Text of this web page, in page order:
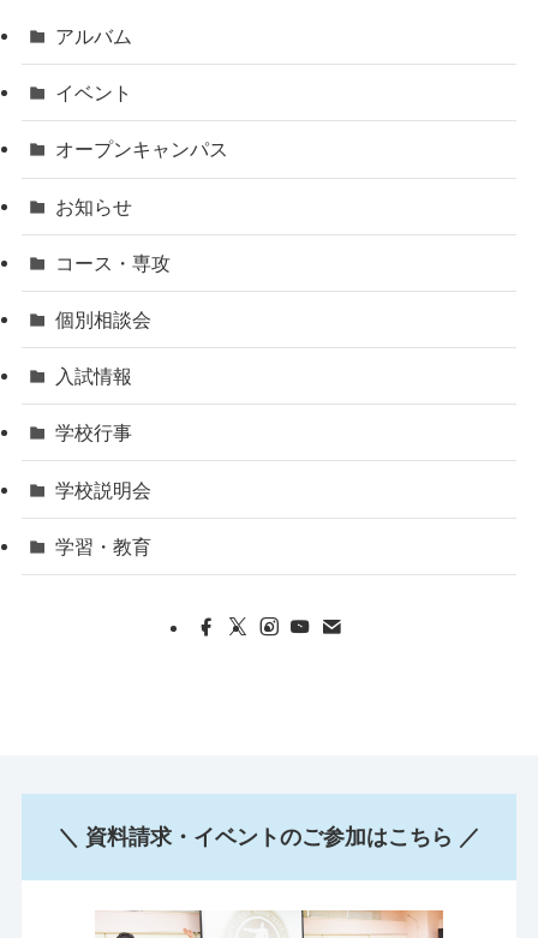
アルバム
イベント
オープンキャンパス
お知らせ
コース・専攻
個別相談会
入試情報
学校行事
学校説明会
学習・教育
＼ 資料請求・イベントのご参加はこちら ／